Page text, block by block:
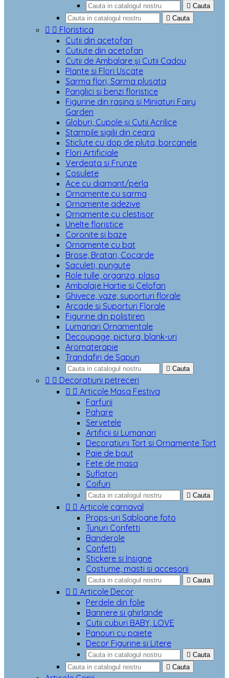
 Cauta
 Cauta
  Floristica
Cutii din acetofan
Cutiute din acetofan
Cutii de Ambalare și Cutii Cadou
Plante si Flori Uscate
Sarma flori, Sarma plusata
Panglici si benzi floristice
Figurine din rasina si Miniaturi Fairy
Garden
Globuri, Cupole și Cutii Acrilice
Stampile sigilii din ceara
Sticlute cu dop de pluta, borcanele
Flori Artificiale
Verdeata si Frunze
Cosulete
Ace cu diamant/perla
Ornamente cu sarma
Ornamente adezive
Ornamente cu clestisor
Unelte floristice
Coronite si baze
Ornamente cu bat
Brose, Bratari, Cocarde
Saculeti, pungute
Role tulle, organza, plasa
Ambalaje Hartie si Celofan
Ghivece, vaze, suporturi florale
Arcade si Suporturi Florale
Figurine din polistiren
Lumanari Ornamentale
Decoupage, pictura, blank-uri
Aromaterapie
Trandafiri de Sapun
 Cauta
  Decoratiuni petreceri
  Articole Masa Festiva
Farfurii
Pahare
Servetele
Artificii si Lumanari
Decoratiuni Tort si Ornamente Tort
Paie de baut
Fete de masa
Suflatori
Coifuri
 Cauta
  Articole carnaval
Props-uri Sabloane foto
Tunuri Confetti
Banderole
Confetti
Stickere si Insigne
Costume, masti si accesorii
 Cauta
  Articole Decor
Perdele din folie
Bannere si ghirlande
Cutii cuburi BABY, LOVE
Panouri cu paiete
Decor Figurine si Litere
 Cauta
 Cauta